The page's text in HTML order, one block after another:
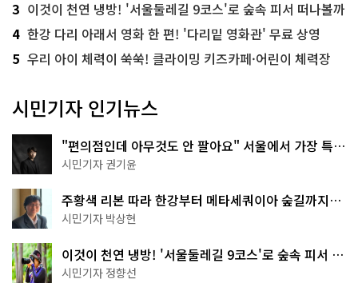
3 이것이 천연 냉방! '서울둘레길 9코스'로 숲속 피서 떠나볼까
4 한강 다리 아래서 영화 한 편! '다리밑 영화관' 무료 상영
5 우리 아이 체력이 쑥쑥! 클라이밍 키즈카페·어린이 체력장
시민기자 인기뉴스
"편의점인데 아무것도 안 팔아요" 서울에서 가장 특별
한 편의점의 정체
시민기자 권기윤
주황색 리본 따라 한강부터 메타세쿼이아 숲길까지…
서울둘레길 15코스
시민기자 박상현
이것이 천연 냉방! '서울둘레길 9코스'로 숲속 피서 떠
나볼까
시민기자 정향선